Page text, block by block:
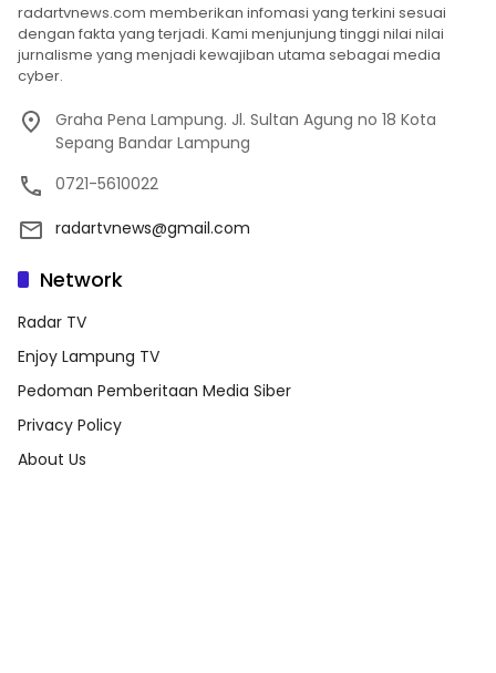
radartvnews.com memberikan infomasi yang terkini sesuai
dengan fakta yang terjadi. Kami menjunjung tinggi nilai nilai
jurnalisme yang menjadi kewajiban utama sebagai media
cyber.
Graha Pena Lampung. Jl. Sultan Agung no 18 Kota
Sepang Bandar Lampung
0721-5610022
radartvnews@gmail.com
Network
Radar TV
Enjoy Lampung TV
Pedoman Pemberitaan Media Siber
Privacy Policy
About Us